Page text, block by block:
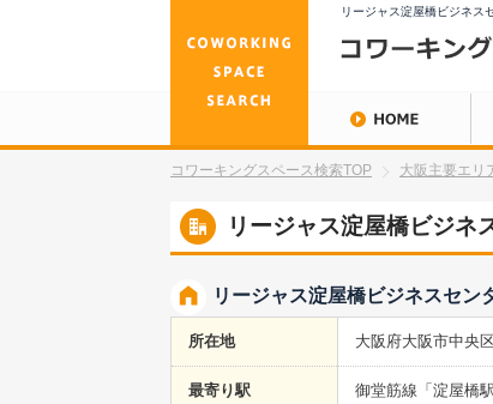
リージャス淀屋橋ビジネス
コワーキングスペース検索TOP 大阪主要エリ
リージャス淀屋橋ビジネ
リージャス淀屋橋ビジネスセン
所在地 大阪府大阪市中央
最寄り駅 御堂筋線「淀屋橋